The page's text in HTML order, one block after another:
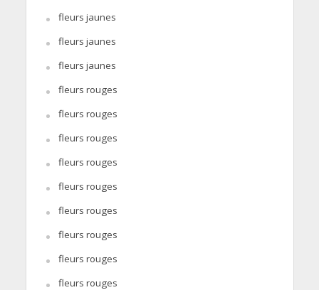
fleurs jaunes
fleurs jaunes
fleurs jaunes
fleurs rouges
fleurs rouges
fleurs rouges
fleurs rouges
fleurs rouges
fleurs rouges
fleurs rouges
fleurs rouges
fleurs rouges